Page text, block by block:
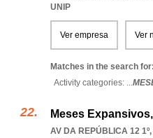
UNIP
Ver empresa Ver
Matches in the search for:
Activity categories: ...
Meses
AV DA REPÚBLICA 12